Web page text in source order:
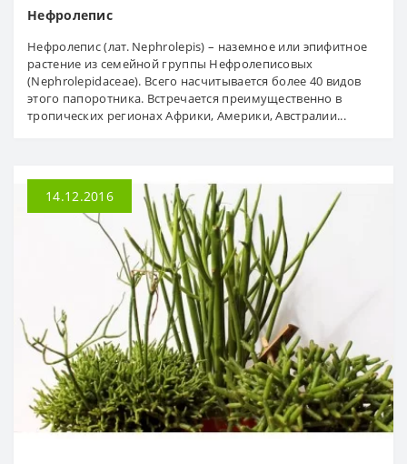
Нефролепис
Нефролепис (лат. Nephrolepis) – наземное или эпифитное
растение из семейной группы Нефролеписовых
(Nephrolepidaceae). Всего насчитывается более 40 видов
этого папоротника. Встречается преимущественно в
тропических регионах Африки, Америки, Австралии...
14.12.2016